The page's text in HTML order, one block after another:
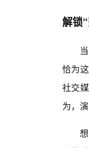
解锁
恰为
社交
为，